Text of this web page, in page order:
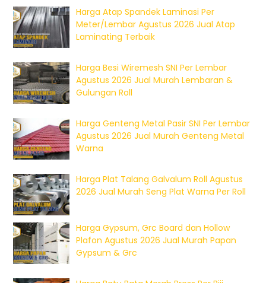
Harga Atap Spandek Laminasi Per
Meter/Lembar Agustus 2026 Jual Atap
Laminating Terbaik
Harga Besi Wiremesh SNI Per Lembar
Agustus 2026 Jual Murah Lembaran &
Gulungan Roll
Harga Genteng Metal Pasir SNI Per Lembar
Agustus 2026 Jual Murah Genteng Metal
Warna
Harga Plat Talang Galvalum Roll Agustus
2026 Jual Murah Seng Plat Warna Per Roll
Harga Gypsum, Grc Board dan Hollow
Plafon Agustus 2026 Jual Murah Papan
Gypsum & Grc